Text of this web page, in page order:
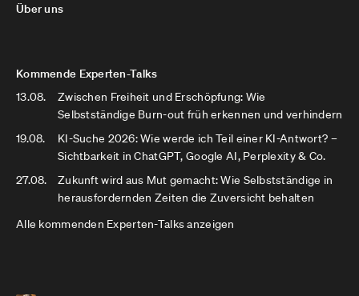
Über uns
Kommende Experten-Talks
13.08.
Zwischen Freiheit und Erschöpfung: Wie
Selbstständige Burn-out früh erkennen und verhindern
19.08.
KI-Suche 2026: Wie werde ich Teil einer KI-Antwort? –
Sichtbarkeit in ChatGPT, Google AI, Perplexity & Co.
27.08.
Zukunft wird aus Mut gemacht: Wie Selbstständige in
herausfordernden Zeiten die Zuversicht behalten
Alle kommenden Experten-Talks anzeigen